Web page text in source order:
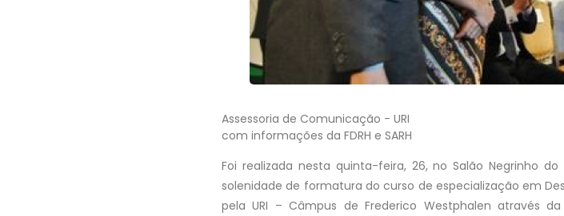
Assessoria de Comunicação - URI
com informações da FDRH e SARH
Foi realizada nesta quinta-feira, 26, no Salão Negrinho
solenidade de formatura do curso de especialização em
pela URI – Câmpus de Frederico Westphalen através